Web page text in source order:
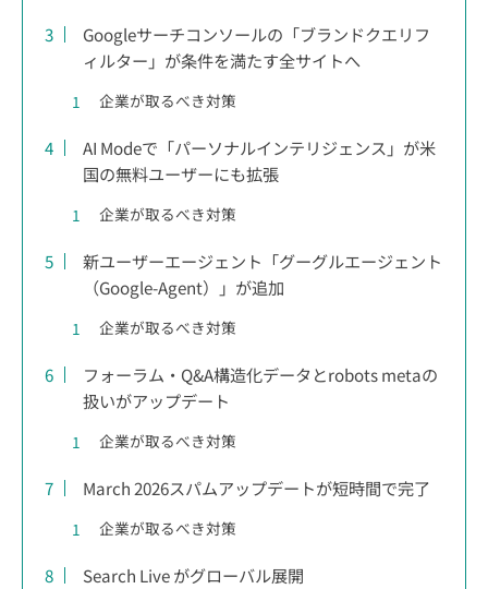
Googleサーチコンソールの「ブランドクエリフ
ィルター」が条件を満たす全サイトへ
企業が取るべき対策
AI Modeで「パーソナルインテリジェンス」が米
国の無料ユーザーにも拡張
企業が取るべき対策
新ユーザーエージェント「グーグルエージェント
（Google-Agent）」が追加
企業が取るべき対策
フォーラム・Q&A構造化データとrobots metaの
扱いがアップデート
企業が取るべき対策
March 2026スパムアップデートが短時間で完了
企業が取るべき対策
Search Live がグローバル展開